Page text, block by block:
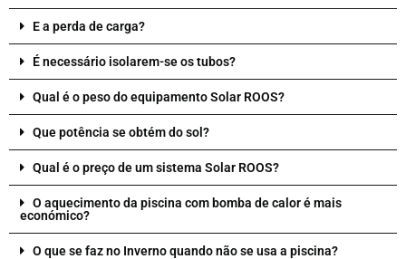
E a perda de carga?
É necessário isolarem-se os tubos?
Qual é o peso do equipamento Solar ROOS?
Que potência se obtém do sol?
Qual é o preço de um sistema Solar ROOS?
O aquecimento da piscina com bomba de calor é mais
económico?
O que se faz no Inverno quando não se usa a piscina?